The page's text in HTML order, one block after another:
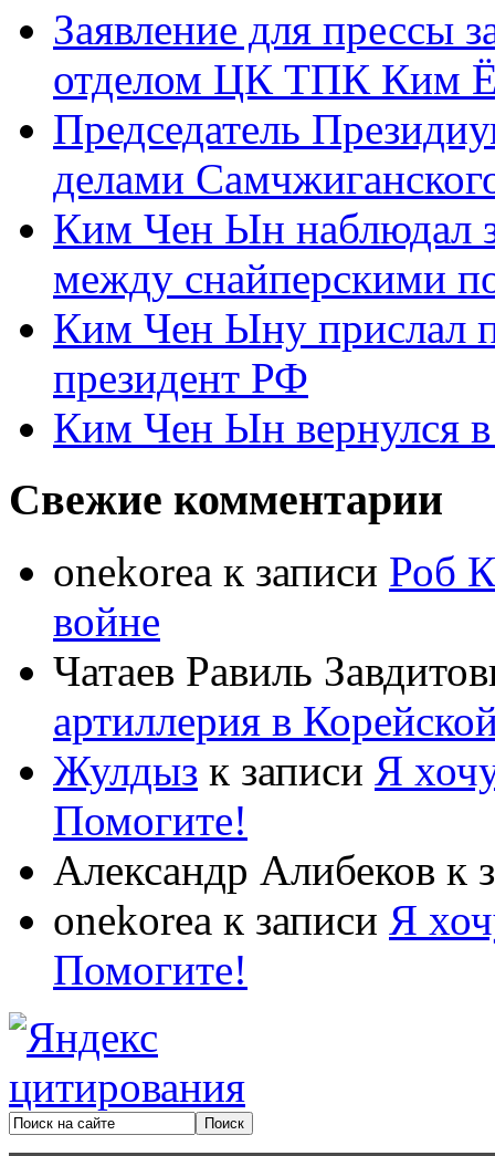
Заявление для прессы
отделом ЦК ТПК Ким
Председатель
делами
Ким Чен Ын наблюдал
между снайперскими
Ким Чен Ыну прислал
президент РФ
Ким Чен Ын вернулся
Свежие комментарии
onekorea к записи Роб
войне
Чатаев Равиль
артиллерия в
Жулдыз к записи Я
Помогите!
Александр Алибеков к
onekorea к записи Я
Помогите!